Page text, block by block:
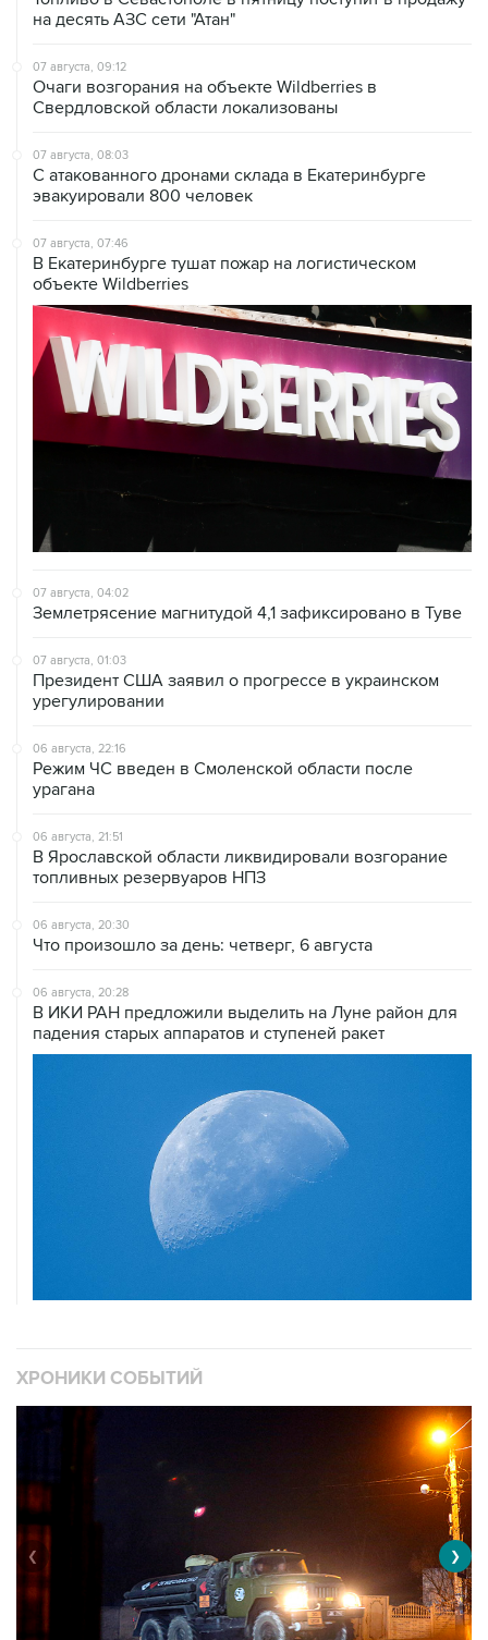
на десять АЗС сети "Атан"
07 августа, 09:12
Очаги возгорания на объекте Wildberries в
Свердловской области локализованы
07 августа, 08:03
С атакованного дронами склада в Екатеринбурге
эвакуировали 800 человек
07 августа, 07:46
В Екатеринбурге тушат пожар на логистическом
объекте Wildberries
07 августа, 04:02
Землетрясение магнитудой 4,1 зафиксировано в Туве
07 августа, 01:03
Президент США заявил о прогрессе в украинском
урегулировании
06 августа, 22:16
Режим ЧС введен в Смоленской области после
урагана
06 августа, 21:51
В Ярославской области ликвидировали возгорание
топливных резервуаров НПЗ
06 августа, 20:30
Что произошло за день: четверг, 6 августа
06 августа, 20:28
В ИКИ РАН предложили выделить на Луне район для
падения старых аппаратов и ступеней ракет
ХРОНИКИ СОБЫТИЙ
❮ ❯